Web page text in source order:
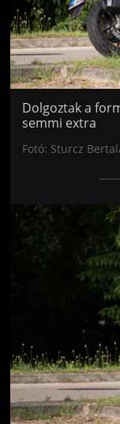
Dolgoztak a
semmi extra
Fotó: Sturcz